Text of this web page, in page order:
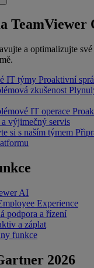
TeamViewer
a optimalizujte
IT týmy Proaktivní
zkušenost
IT operace
výjimečný servis
si s naším týmem
AI
Experience
podpora a řízení
a záplat
funkce
2026